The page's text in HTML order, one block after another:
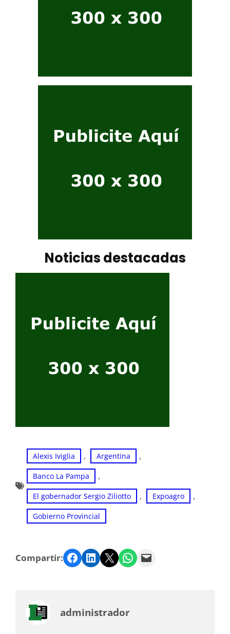
Noticias destacadas
Alexis Iviglia , Argentina ,
Banco La Pampa ,
El gobernador Sergio Ziliotto , Expoagro ,
Gobierno Provincial
Compartir: Facebook LinkedIn Twitter WhatsApp Email
administrador